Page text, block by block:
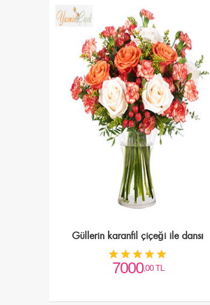
Güllerin karanfil çiçeği ile dansı
7000,00 TL